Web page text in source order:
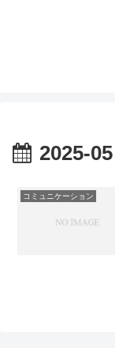
2025-05
コミュニケーション